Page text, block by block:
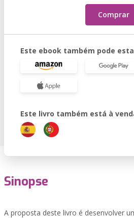
Comprar
Este ebook também pode
Este livro também está à
Sinopse
A proposta deste livro é desenvolver